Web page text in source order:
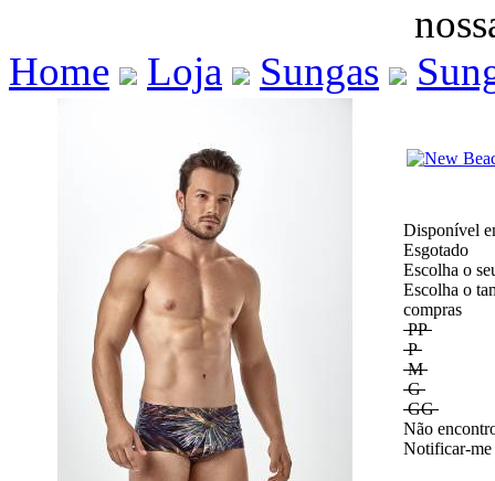
Home
Loja Sungas
Disponível
Esgotado
Escolha o
Escolha o
compras
PP
P
M
G
GG
Não
Notificar-me